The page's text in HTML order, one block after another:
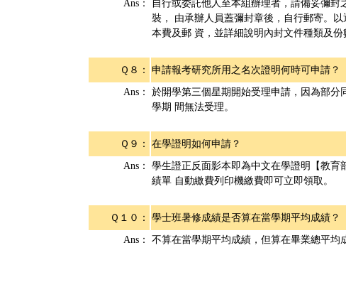
Ans：
自行或委託他人至本組辦理者，請備妥彌
裝， 由承辦人員蓋彌封章後，自行郵寄。
本費及郵 資，並詳細說明內封文件種類及
Ｑ８： 申請報考研究所用之名次證明何時可申請？
Ans：
於開學第三個星期開始受理申請，因為部分
學期 間無法受理。
Ｑ９： 在學證明如何申請？
Ans：
學生證正反面影本即為中文在學證明【教育
績單 自動繳費列印機繳費即可立即領取。
Ｑ１０： 學士班暑修成績是否算在當學期平均成績？
Ans： 不算在當學期平均成績，但算在畢業總平均